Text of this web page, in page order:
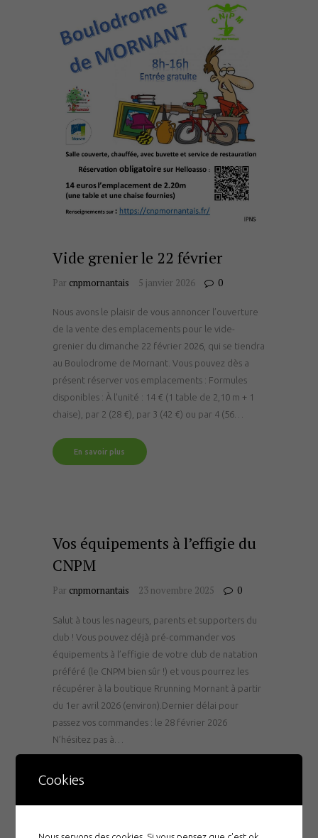
Vide grenier le 22 février
Par cnpmornantais 5 janvier 2026 0
Nous avons le plaisir de vous annoncer l’ouverture
de la vente des emplacements pour le vide-
grenier du dimanche 22 février 2026, qui se tiendra
au Boulodrome de Mornant. Vous pouvez dès a
présent réserver vos emplacements : Formules
disponibles : À l’unité : 14 € (1 table de 2,10 m + 1
chaise), par 2 (28 €), par 3 (42 €) ou par 4 (56…
En savoir plus
Vos équipements à l’effigie du
CNPM
Par cnpmornantais 23 novembre 2025 0
Salut à tous les nageurs, parents et supporters du
club ! Vous pouvez déjà pré-commander vos
équipements à l’effigie de votre club de natation
préféré (le CNPM bien sûr !) et vous pourrez les
récupérer à la boutique Rrunning Mornant à partir
du 1er avril 2026 (environ).Dernier délai pour
passez vos commandes : le 28 février 2026
N’hésitez pas à…
En savoir plus
Cookies